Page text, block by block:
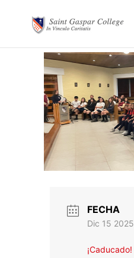
FECHA
Dic 15 2025
¡Caducado!